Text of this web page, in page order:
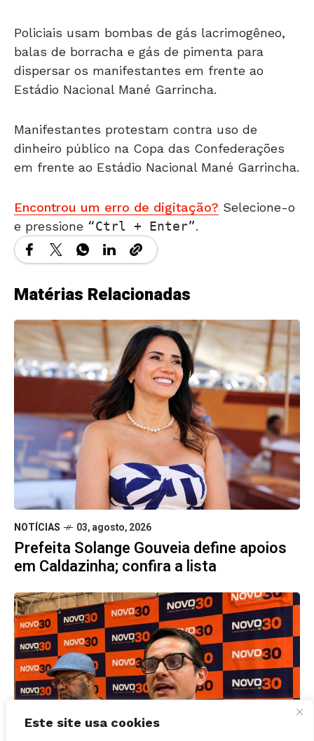
Este site usa cookies
balas de borracha e gás de pimenta para
dispersar os manifestantes em frente ao
Estádio Nacional Mané Garrincha.
dinheiro público na Copa das Confederações
em frente ao Estádio Nacional Mané Garrincha.
e pressione Ctrl + Enter .
Matérias Relacionadas
NOTÍCIAS 03, agosto, 2026
Prefeita Solange Gouveia define apoios
em Caldazinha; confira a lista